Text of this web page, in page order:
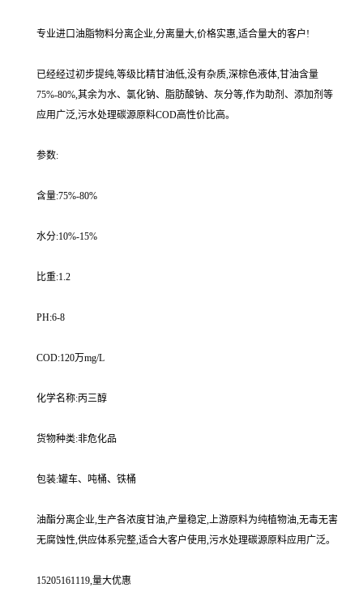
专业进口油脂物料分离企业,分离量大,价格实惠,适合量大的客户!
已经经过初步提纯,等级比精甘油低,没有杂质,深棕色液体,甘油含量
75%-80%,其余为水、氯化钠、脂肪酸钠、灰分等,作为助剂、添加剂等
应用广泛,污水处理碳源原料COD高性价比高。
参数:
含量:75%-80%
水分:10%-15%
比重:1.2
PH:6-8
COD:120万mg/L
化学名称:丙三醇
货物种类:非危化品
包装:罐车、吨桶、铁桶
油酯分离企业,生产各浓度甘油,产量稳定,上游原料为纯植物油,无毒无害
无腐蚀性,供应体系完整,适合大客户使用,污水处理碳源原料应用广泛。
15205161119,量大优惠